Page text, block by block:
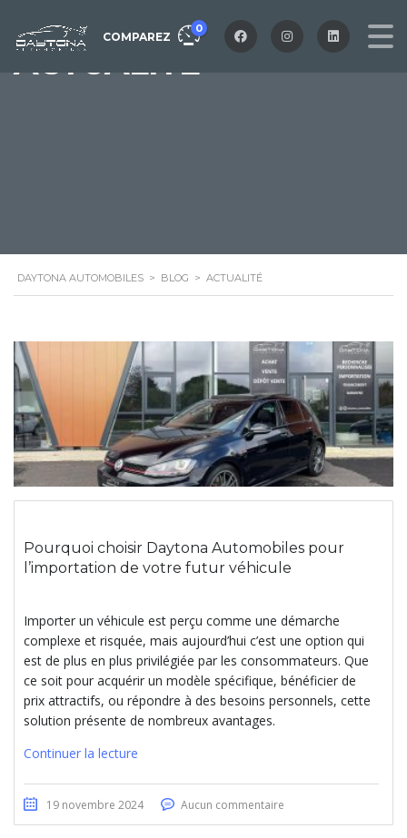
COMPAREZ
0
ACTUALITÉ
DAYTONA AUTOMOBILES > BLOG > ACTUALITÉ
Pourquoi choisir Daytona Automobiles pour
l’importation de votre futur véhicule
Importer un véhicule est perçu comme une démarche
complexe et risquée, mais aujourd’hui c’est une option qui
est de plus en plus privilégiée par les consommateurs. Que
ce soit pour acquérir un modèle spécifique, bénéficier de
prix attractifs, ou répondre à des besoins personnels, cette
solution présente de nombreux avantages.
Continuer la lecture
19 novembre 2024 Aucun commentaire